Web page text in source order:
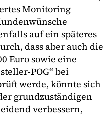
Monitoring
auf ein späteres
dass aber auch die
Euro sowie eine
POG“ bei
werde, könnte sich
grundzuständigen
verbessern,